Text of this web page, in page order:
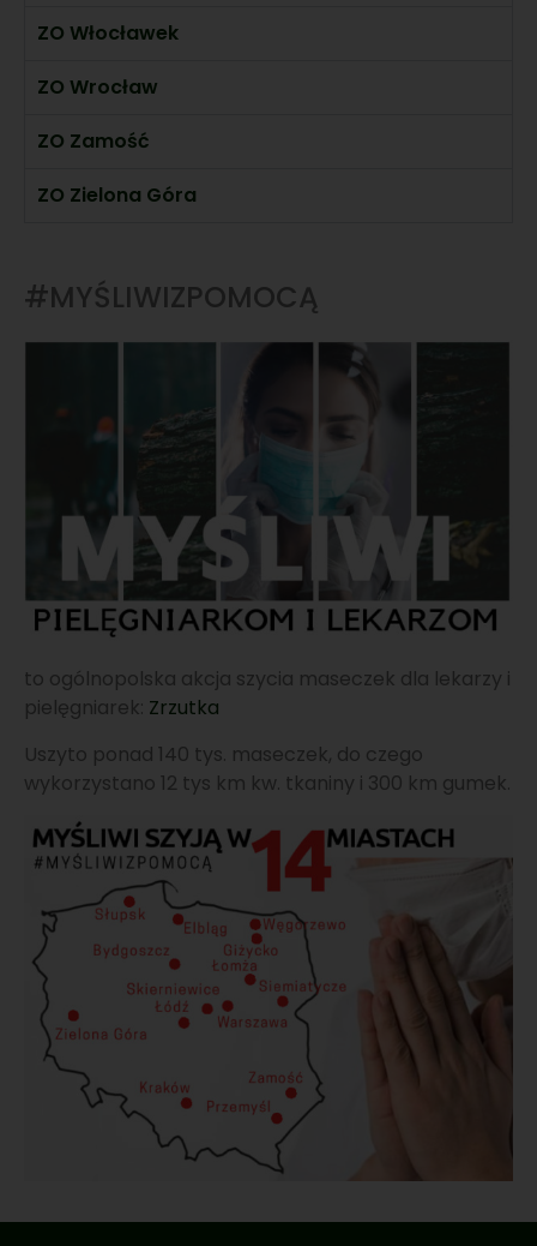
ZO Włocławek
ZO Wrocław
ZO Zamość
ZO Zielona Góra
#MYŚLIWIZPOMOCĄ
to ogólnopolska akcja szycia maseczek dla lekarzy i
pielęgniarek: Zrzutka
Uszyto ponad 140 tys. maseczek, do czego
wykorzystano 12 tys km kw. tkaniny i 300 km gumek.